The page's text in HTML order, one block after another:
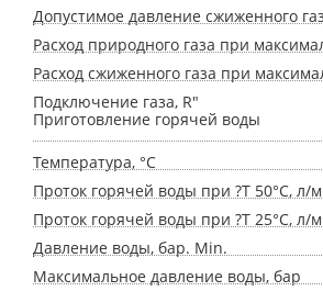
Допустимое давление сжиженного
Расход природного газа при
Расход сжиженного газа при
Подключение газа, R"
Приготовление горячей воды
Температура, °C
Проток горячей воды при ?T 50°C, л/
Проток горячей воды при ?T 25°C, л/
Давление воды, бар. Min.
Максимальное давление воды, бар